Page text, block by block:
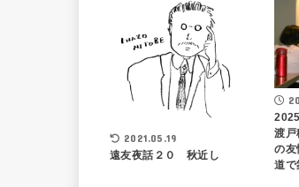
2021.05.19
遠友夜話２０ 秋近し
渡戸
の友
道で